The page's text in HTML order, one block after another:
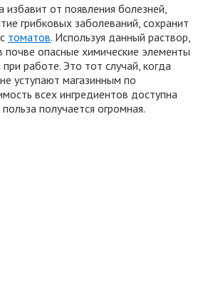
от появления болезней,
грибковых заболеваний, сохранит
томатов. Используя данный раствор,
почве опасные химические элементы
работе. Это тот случай, когда
уступают магазинным по
всех ингредиентов доступна
получается огромная.